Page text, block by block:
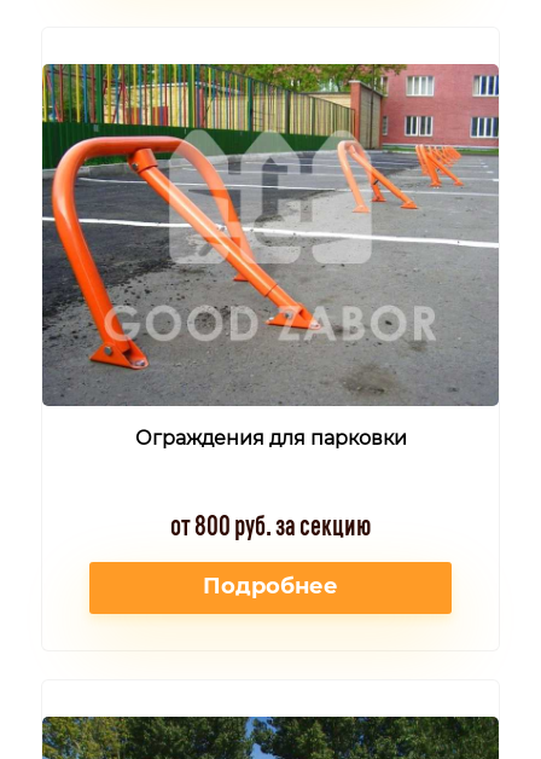
Ограждения для парковки
от 800 руб. за секцию
Подробнее